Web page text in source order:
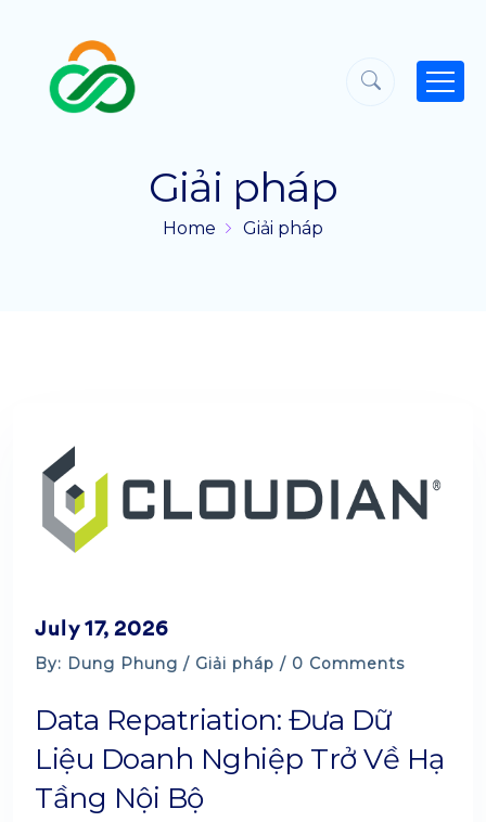
Giải pháp
Home Giải pháp
July 17, 2026
By: Dung Phung / Giải pháp / 0 Comments
Data Repatriation: Đưa Dữ
Liệu Doanh Nghiệp Trở Về Hạ
Tầng Nội Bộ